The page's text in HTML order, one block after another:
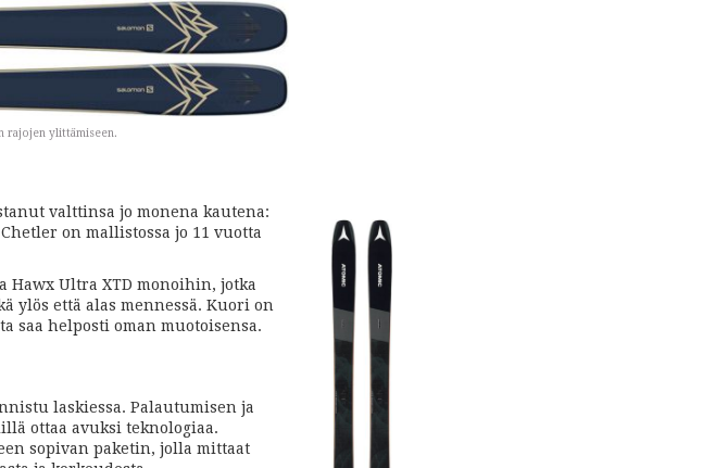
rajojen ylittämiseen.
valttinsa jo monena kautena:
on mallistossa jo 11 vuotta
Ultra XTD monoihin, jotka
ylös että alas mennessä. Kuori on
saa helposti oman muotoisensa.
laskiessa. Palautumisen ja
ottaa avuksi teknologiaa.
sopivan paketin, jolla mittaat